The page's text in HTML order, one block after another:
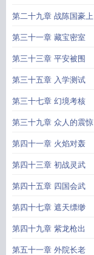
第二十九章 战陈国豪上
第三十一章 藏宝密室
第三十三章 平安被围
第三十五章 入学测试
第三十七章 幻境考核
第三十九章 众人的震惊
第四十一章 火焰对轰
第四十三章 初战灵武
第四十五章 四国会武
第四十七章 遮天缥缈
第四十九章 紫龙枪出
第五十一章 外院长老